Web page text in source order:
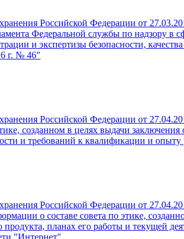
Российской Федерации от
Федеральной службы по надзору в
и экспертизы безопасности,
г. № 46"
Российской Федерации от
созданном в целях выдачи
и требований к квалификации и опыту
Российской Федерации от
о составе совета по этике,
планах его работы и текущей
"Интернет"